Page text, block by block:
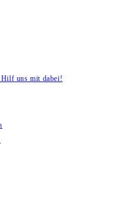
Hilf uns mit dabei!